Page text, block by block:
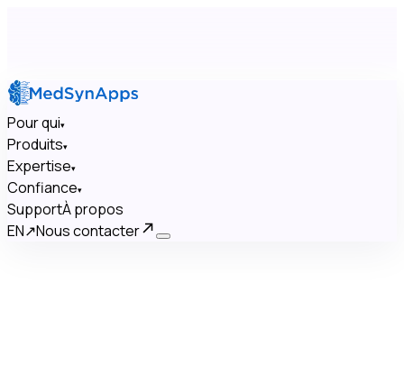
Pour qui▾
Produits▾
Expertise▾
Confiance▾
SupportÀ propos
EN↗Nous contacter